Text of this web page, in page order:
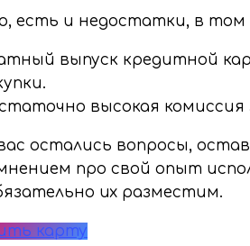
есть и недостатки, в том
выпуск кредитной
высокая комиссия
остались вопросы,
про свой опыт
их разместим.
карту